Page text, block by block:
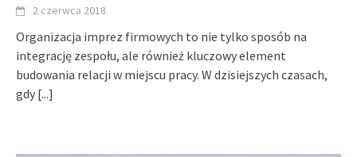
2 czerwca 2018
Organizacja imprez firmowych to nie tylko sposób na
integrację zespołu, ale również kluczowy element
budowania relacji w miejscu pracy. W dzisiejszych czasach,
gdy [...]